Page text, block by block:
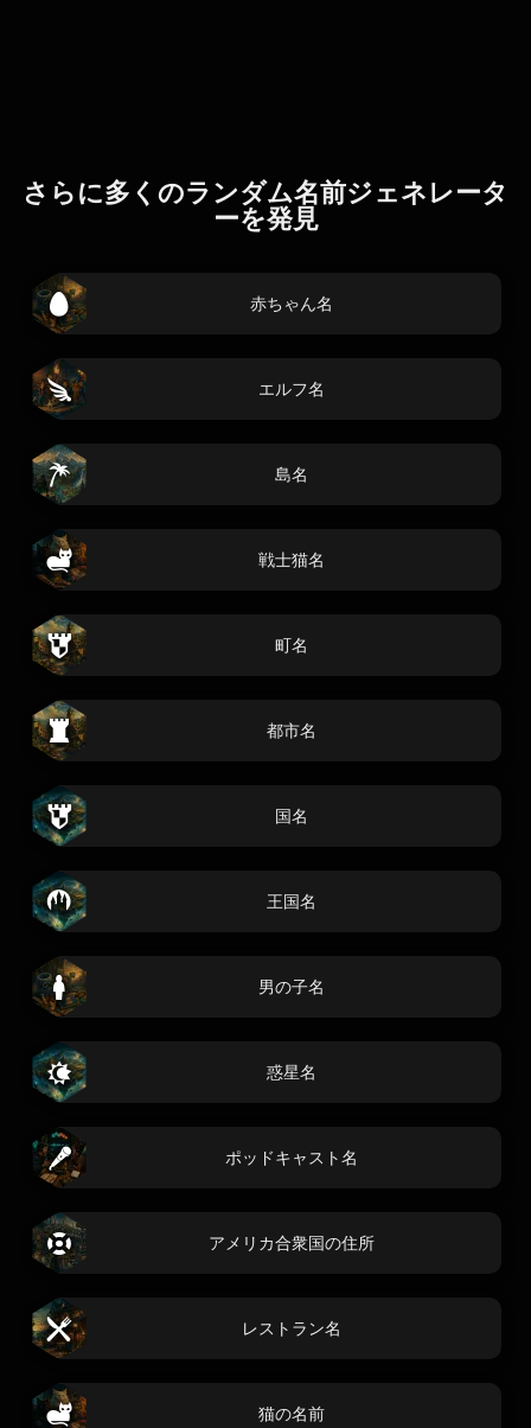
さらに多くのランダム名前ジェネレータ
ーを発見
赤ちゃん名
エルフ名
島名
戦士猫名
町名
都市名
国名
王国名
男の子名
惑星名
ポッドキャスト名
アメリカ合衆国の住所
レストラン名
猫の名前